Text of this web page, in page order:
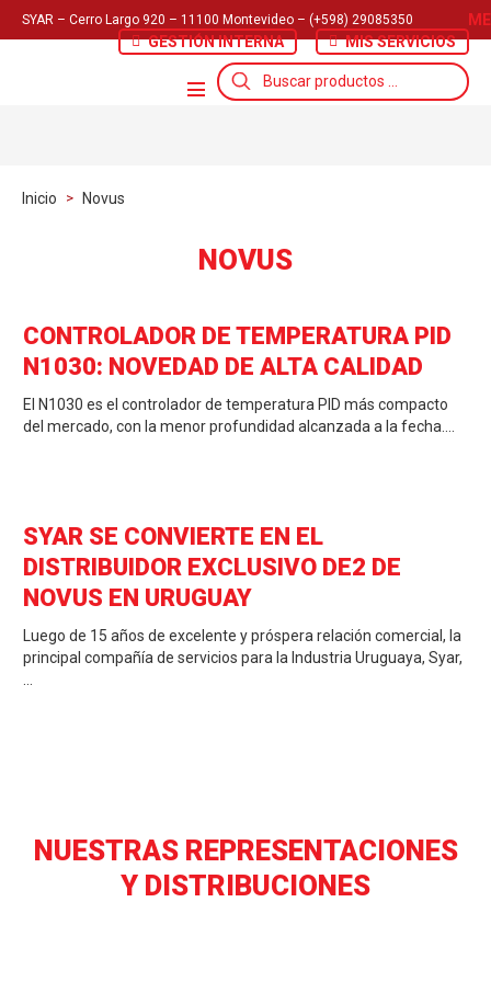
SYAR – Cerro Largo 920 – 11100 Montevideo – (+598) 29085350
GESTIÓN INTERNA
MIS SERVICIOS
Búsqueda
de
productos
Inicio > Novus
NOVUS
CONTROLADOR DE TEMPERATURA PID
N1030: NOVEDAD DE ALTA CALIDAD
El N1030 es el controlador de temperatura PID más compacto
del mercado, con la menor profundidad alcanzada a la fecha.…
SYAR SE CONVIERTE EN EL
DISTRIBUIDOR EXCLUSIVO DE2 DE
NOVUS EN URUGUAY
Luego de 15 años de excelente y próspera relación comercial, la
principal compañía de servicios para la Industria Uruguaya, Syar,
NUESTRAS REPRESENTACIONES
Y DISTRIBUCIONES